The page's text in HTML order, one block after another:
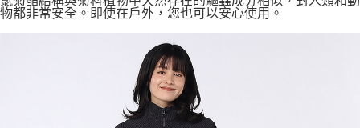
物都非常安全。即使在戶外，您也可以安心使用。